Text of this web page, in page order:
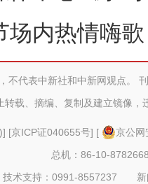
场内热情嗨
不代表中新社和中新网观点。
转载、摘编、复制及建立镜像，
] [京ICP证040655号] [
京公
总机：86-10-
术支持：0991-8557237